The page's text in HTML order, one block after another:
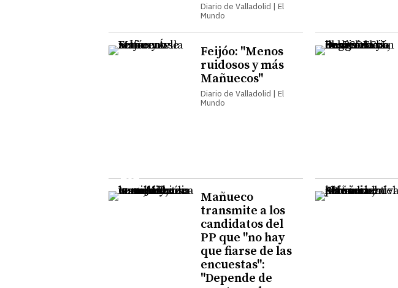
Diario de Valladolid | El
Mundo
Feijóo: "Menos
ruidosos y más
Mañuecos"
Diario de Valladolid | El
Mundo
Mañueco
transmite a los
candidatos del
PP que "no hay
que fiarse de las
encuestas":
"Depende de